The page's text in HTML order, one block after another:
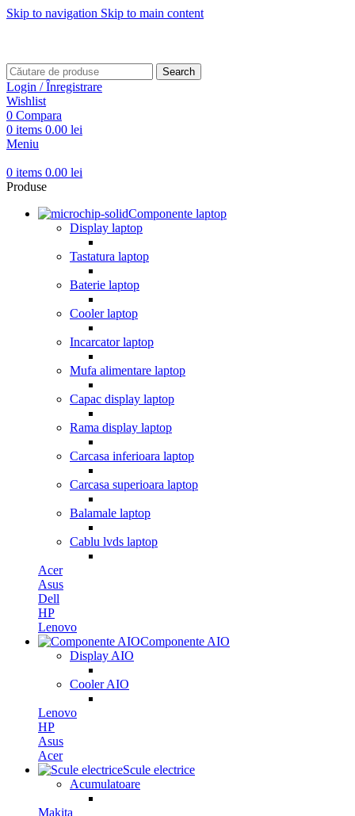
Skip to navigation Skip to main content
Search
Login / Înregistrare
Wishlist
0 Compara
0 items 0.00 lei
Meniu
0 items 0.00 lei
Produse
Componente laptop
Display laptop
Tastatura laptop
Baterie laptop
Cooler laptop
Incarcator laptop
Mufa alimentare laptop
Capac display laptop
Rama display laptop
Carcasa inferioara laptop
Carcasa superioara laptop
Balamale laptop
Cablu lvds laptop
Acer
Asus
Dell
HP
Lenovo
Componente AIO
Display AIO
Cooler AIO
Lenovo
HP
Asus
Acer
Scule electrice
Acumulatoare
Makita